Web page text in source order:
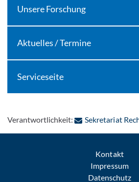
Unsere Forschung
Aktuelles / Termine
Serviceseite
Verantwortlichkeit: Sekretariat
Kontakt
Impressum
Datenschutz